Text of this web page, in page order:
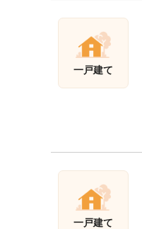
一戸建て
一戸建て